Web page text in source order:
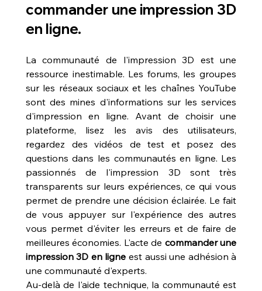
commander une impression 3D
en ligne.
La communauté de l'impression 3D est une
ressource inestimable. Les forums, les groupes
sur les réseaux sociaux et les chaînes YouTube
sont des mines d'informations sur les services
d'impression en ligne. Avant de choisir une
plateforme, lisez les avis des utilisateurs,
regardez des vidéos de test et posez des
questions dans les communautés en ligne. Les
passionnés de l'impression 3D sont très
transparents sur leurs expériences, ce qui vous
permet de prendre une décision éclairée. Le fait
de vous appuyer sur l'expérience des autres
vous permet d'éviter les erreurs et de faire de
meilleures économies. L'acte de commander une
impression 3D en ligne est aussi une adhésion à
une communauté d'experts.
Au-delà de l'aide technique, la communauté est